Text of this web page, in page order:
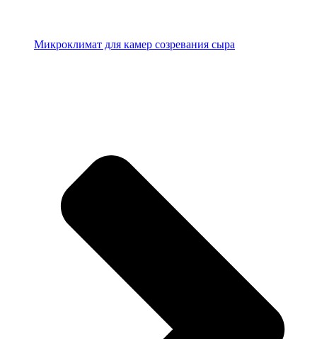
Микроклимат для камер созревания сыра